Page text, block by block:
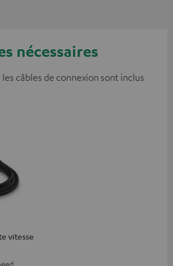
nécessaires
câbles de connexion sont inclus
vitesse